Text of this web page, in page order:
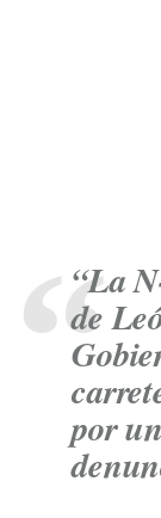
“La
de
por